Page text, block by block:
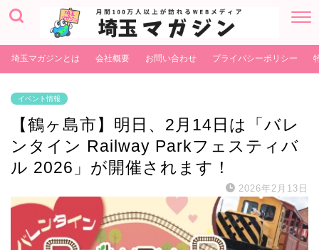
埼玉マガジンとは 会社概要 お問い合わせ プライバシーポリシー
イベント情報
【鶴ヶ島市】明日、2月14日は「バレ
ンタイン Railway Parkフェスティバ
ル 2026」が開催されます！
2026年2月13日